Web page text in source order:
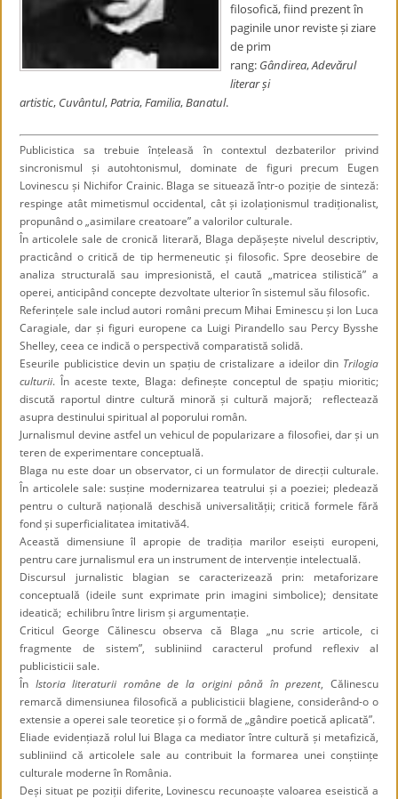
filosofică, fiind prezent în
paginile unor reviste și ziare
de prim
rang: Gândirea,Adevărul
literar și
artistic, Cuvântul,Patria,Familia,Banatul.
Publicistica sa trebuie înțeleasă în contextul dezbaterilor privind
sincronismul și autohtonismul, dominate de figuri precum Eugen
Lovinescu și Nichifor Crainic. Blaga se situează într-o poziție de sinteză:
respinge atât mimetismul occidental, cât și izolaționismul tradiționalist,
propunând o „asimilare creatoare” a valorilor culturale.
În articolele sale de cronică literară, Blaga depășește nivelul descriptiv,
practicând o critică de tip hermeneutic și filosofic. Spre deosebire de
analiza structurală sau impresionistă, el caută „matricea stilistică” a
operei, anticipând concepte dezvoltate ulterior în sistemul său filosofic.
Referințele sale includ autori români precum Mihai Eminescu și Ion Luca
Caragiale, dar și figuri europene ca Luigi Pirandello sau Percy Bysshe
Shelley, ceea ce indică o perspectivă comparatistă solidă.
Eseurile publicistice devin un spațiu de cristalizare a ideilor din Trilogia
culturii. În aceste texte, Blaga: definește conceptul de spațiu mioritic;
discută raportul dintre cultură minoră și cultură majoră; reflectează
asupra destinului spiritual al poporului român.
Jurnalismul devine astfel un vehicul de popularizare a filosofiei, dar și un
teren de experimentare conceptuală.
Blaga nu este doar un observator, ci un formulator de direcții culturale.
În articolele sale: susține modernizarea teatrului și a poeziei; pledează
pentru o cultură națională deschisă universalității; critică formele fără
fond și superficialitatea imitativă4.
Această dimensiune îl apropie de tradiția marilor eseiști europeni,
pentru care jurnalismul era un instrument de intervenție intelectuală.
Discursul jurnalistic blagian se caracterizează prin: metaforizare
conceptuală (ideile sunt exprimate prin imagini simbolice); densitate
ideatică; echilibru între lirism și argumentație.
Criticul George Călinescu observa că Blaga „nu scrie articole, ci
fragmente de sistem”, subliniind caracterul profund reflexiv al
publicisticii sale.
În Istoria literaturii române de la origini până în prezent, Călinescu
remarcă dimensiunea filosofică a publicisticii blagiene, considerând-o o
extensie a operei sale teoretice și o formă de „gândire poetică aplicată”.
Eliade evidențiază rolul lui Blaga ca mediator între cultură și metafizică,
subliniind că articolele sale au contribuit la formarea unei conștiințe
culturale moderne în România.
Deși situat pe poziții diferite, Lovinescu recunoaște valoarea eseistică a